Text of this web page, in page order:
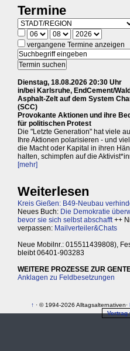
Termine
vergangene Termine anzeigen
Dienstag, 18.08.2026 20:30 Uhr
in/bei Karlsruhe, EndCement/
Asphalt-Zelt auf dem System
(SCC)
Provokante Aktionen und ihre
für politischen Protest
Die "Letzte Generation" hat viele
Ihre Aktionen polarisieren - und
die Macht oder Kapital in ihren
halten, schimpfen auf die
[mehr]
Weiterlesen
Kreis Gießen: B49-Neubau
Neues Buch: Die Demokratie
bevor sie sich selbst abschafft++
verpassen: Mailverteiler&Chats
Neue Mobilnr.: 015511439808),
bleibt 06401-903283
WEITERE PROZESSE ZUR
Anklagen zu Feldbesetzungen
↑ · © 1994-2026 Alltagsalternativen·
Vertrag